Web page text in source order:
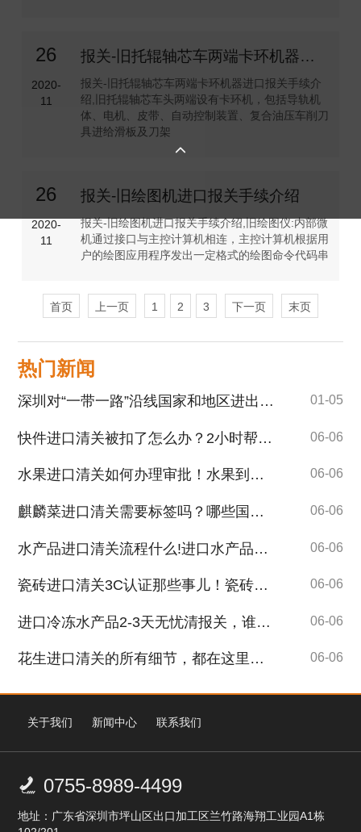

26
2020-
11
报关-旧托辊轴芯车两端卡环机器进口报关手续介绍
报关-旧托辊轴芯车两端卡环机器进口报关手续介
绍,旧托辊轴芯车头两端设有卡环机，包括导轨机
体、电机、皮带、自动控制装置、复合油压车削刀
具进给滑板及刀架
26
2020-
11
报关-旧绘图机进口报关手续介绍
报关-旧绘图机进口报关手续介绍,旧绘图仪:内部微
机通过接口与主控计算机相连，主控计算机根据用
户的绘图应用程序发出一定格式的绘图命令代码串
首页 上一页 1 2 3 下一页 末页
热门新闻
深圳对“一带一路”沿线国家和地区进出口保持良好发展态势 01-05
快件进口清关被扣了怎么办？2小时帮您快速解清关！ 06-06
水果进口清关如何办理审批！水果到港前需要提供哪些清关单证！ 06-06
麒麟菜进口清关需要标签吗？哪些国家的麒麟菜可以进口！ 06-06
水产品进口清关流程什么!进口水产品需要办理审批吗? 06-06
瓷砖进口清关3C认证那些事儿！瓷砖进口报关经验丰富、专业团队！ 06-06
进口冷冻水产品2-3天无忧清报关，谁人不心动？ 06-06
花生进口清关的所有细节，都在这里了，拿走不谢！ 06-06
关于我们 新闻中心 联系我们
 0755-8989-4499
地址：广东省深圳市坪山区出口加工区兰竹路海翔工业园A1栋